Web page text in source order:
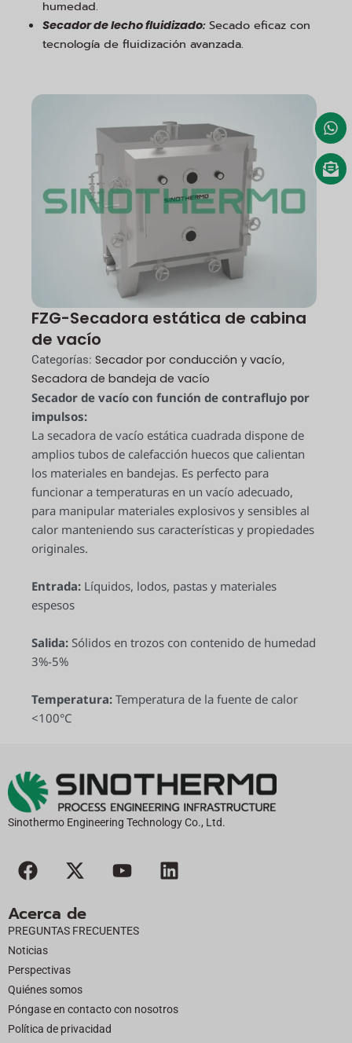
humedad.
Secador de lecho fluidizado:Secado eficaz con
tecnología de fluidización avanzada.
FZG-Secadora estática de cabina
de vacío
Categorías: Secador por conducción y vacío,
Secadora de bandeja de vacío
Secador de vacío con función de contraflujo por
impulsos:
La secadora de vacío estática cuadrada dispone de
amplios tubos de calefacción huecos que calientan
los materiales en bandejas. Es perfecto para
funcionar a temperaturas en un vacío adecuado,
para manipular materiales explosivos y sensibles al
calor manteniendo sus características y propiedades
originales.
Entrada: Líquidos, lodos, pastas y materiales
espesos
Salida: Sólidos en trozos con contenido de humedad
3%-5%
Temperatura: Temperatura de la fuente de calor
<100°C
Sinothermo Engineering Technology Co., Ltd.
F
a
e
b
o
o
k
X
-
w
i
e
r
Y
o
u
L
i
Acerca de
PREGUNTAS FRECUENTES
Noticias
Perspectivas
Quiénes somos
Póngase en contacto con nosotros
Política de privacidad